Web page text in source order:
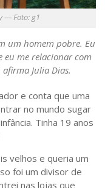
— Foto: g1
um homem pobre. Eu
eu me relacionar com
Julia Dias.
e conta que uma
no mundo sugar
Tinha 19 anos
velhos e queria um
foi um divisor de
nas lojas que